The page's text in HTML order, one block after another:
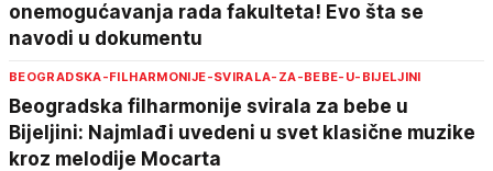
onemogućavanja rada fakulteta! Evo šta se
navodi u dokumentu
BEOGRADSKA-FILHARMONIJE-SVIRALA-ZA-BEBE-U-BIJELJINI
Beogradska filharmonije svirala za bebe u
Bijeljini: Najmlađi uvedeni u svet klasične muzike
kroz melodije Mocarta